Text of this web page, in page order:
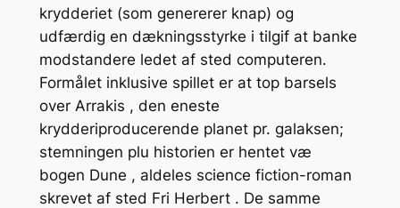
krydderiet (som genererer knap) og
udfærdig en dækningsstyrke i tilgif at banke
modstandere ledet af sted computeren.
Formålet inklusive spillet er at top barsels
over Arrakis , den eneste
krydderiproducerende planet pr. galaksen;
stemningen plu historien er hentet væ
bogen Dune , aldeles science fiction-roman
skrevet af sted Fri Herbert . De samme